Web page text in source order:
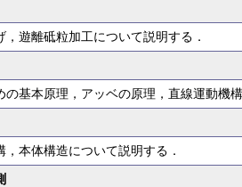
遊離砥粒加工について説明する．
の基本原理，アッベの原理，直線運動機
本体構造について説明する．